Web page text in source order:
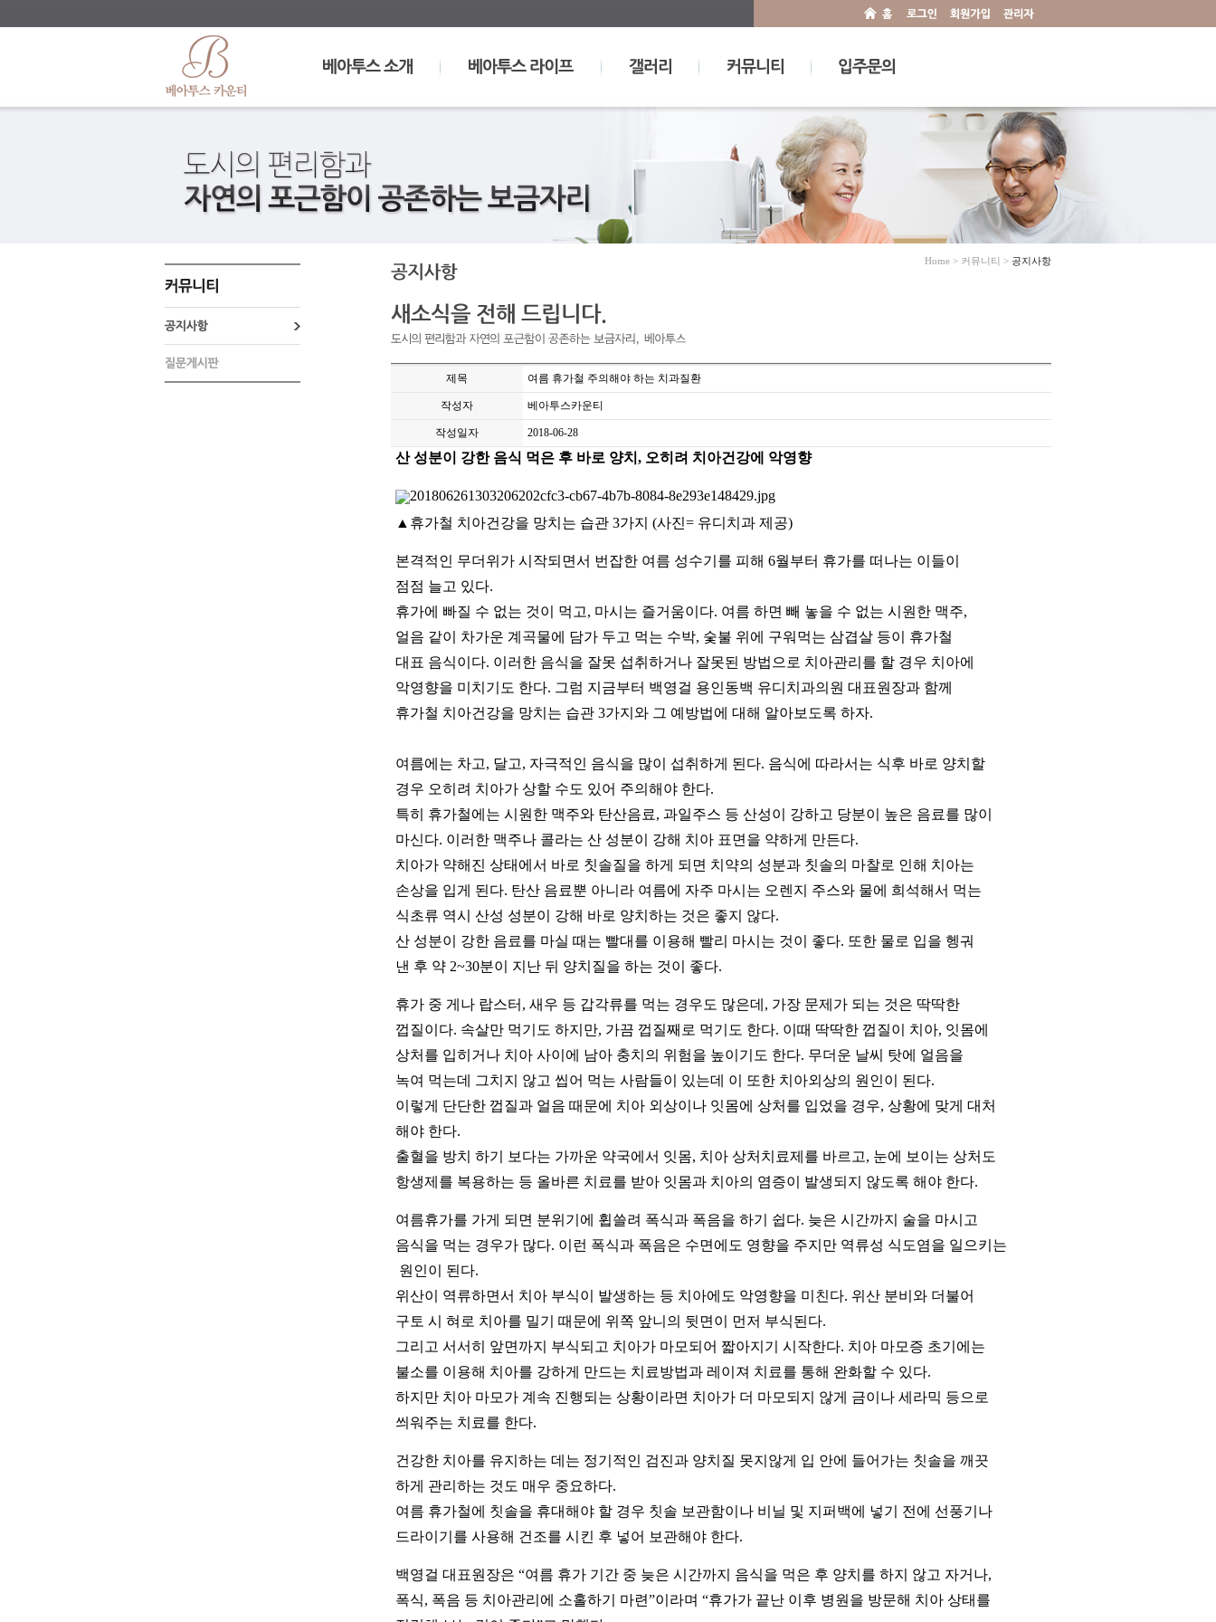
Home > 커뮤니티 > 공지사항
제목 여름 휴가철 주의해야 하는 치과질환
작성자 베아투스카운티
작성일자 2018-06-28
산 성분이 강한 음식 먹은 후 바로 양치, 오히려 치아건강에 악영향
▲휴가철 치아건강을 망치는 습관 3가지 (사진= 유디치과 제공)
본격적인 무더위가 시작되면서 번잡한 여름 성수기를 피해 6월부터 휴가를 떠나는 이들이
점점 늘고 있다.
휴가에 빠질 수 없는 것이 먹고, 마시는 즐거움이다. 여름 하면 빼 놓을 수 없는 시원한 맥주,
얼음 같이 차가운 계곡물에 담가 두고 먹는 수박, 숯불 위에 구워먹는 삼겹살 등이 휴가철
대표 음식이다. 이러한 음식을 잘못 섭취하거나 잘못된 방법으로 치아관리를 할 경우 치아에
악영향을 미치기도 한다. 그럼 지금부터 백영걸 용인동백 유디치과의원 대표원장과 함께
휴가철 치아건강을 망치는 습관 3가지와 그 예방법에 대해 알아보도록 하자.
여름에는 차고, 달고, 자극적인 음식을 많이 섭취하게 된다. 음식에 따라서는 식후 바로 양치할
경우 오히려 치아가 상할 수도 있어 주의해야 한다.
특히 휴가철에는 시원한 맥주와 탄산음료, 과일주스 등 산성이 강하고 당분이 높은 음료를 많이
마신다. 이러한 맥주나 콜라는 산 성분이 강해 치아 표면을 약하게 만든다.
치아가 약해진 상태에서 바로 칫솔질을 하게 되면 치약의 성분과 칫솔의 마찰로 인해 치아는
손상을 입게 된다. 탄산 음료뿐 아니라 여름에 자주 마시는 오렌지 주스와 물에 희석해서 먹는
식초류 역시 산성 성분이 강해 바로 양치하는 것은 좋지 않다.
산 성분이 강한 음료를 마실 때는 빨대를 이용해 빨리 마시는 것이 좋다. 또한 물로 입을 헹궈
낸 후 약 2~30분이 지난 뒤 양치질을 하는 것이 좋다.
휴가 중 게나 랍스터, 새우 등 갑각류를 먹는 경우도 많은데, 가장 문제가 되는 것은 딱딱한
껍질이다. 속살만 먹기도 하지만, 가끔 껍질째로 먹기도 한다. 이때 딱딱한 껍질이 치아, 잇몸에
상처를 입히거나 치아 사이에 남아 충치의 위험을 높이기도 한다. 무더운 날씨 탓에 얼음을
녹여 먹는데 그치지 않고 씹어 먹는 사람들이 있는데 이 또한 치아외상의 원인이 된다.
이렇게 단단한 껍질과 얼음 때문에 치아 외상이나 잇몸에 상처를 입었을 경우, 상황에 맞게 대처
해야 한다.
출혈을 방치 하기 보다는 가까운 약국에서 잇몸, 치아 상처치료제를 바르고, 눈에 보이는 상처도
항생제를 복용하는 등 올바른 치료를 받아 잇몸과 치아의 염증이 발생되지 않도록 해야 한다.
여름휴가를 가게 되면 분위기에 휩쓸려 폭식과 폭음을 하기 쉽다. 늦은 시간까지 술을 마시고
음식을 먹는 경우가 많다. 이런 폭식과 폭음은 수면에도 영향을 주지만 역류성 식도염을 일으키는
원인이 된다.
위산이 역류하면서 치아 부식이 발생하는 등 치아에도 악영향을 미친다. 위산 분비와 더불어
구토 시 혀로 치아를 밀기 때문에 위쪽 앞니의 뒷면이 먼저 부식된다.
그리고 서서히 앞면까지 부식되고 치아가 마모되어 짧아지기 시작한다. 치아 마모증 초기에는
불소를 이용해 치아를 강하게 만드는 치료방법과 레이져 치료를 통해 완화할 수 있다.
하지만 치아 마모가 계속 진행되는 상황이라면 치아가 더 마모되지 않게 금이나 세라믹 등으로
씌워주는 치료를 한다.
건강한 치아를 유지하는 데는 정기적인 검진과 양치질 못지않게 입 안에 들어가는 칫솔을 깨끗
하게 관리하는 것도 매우 중요하다.
여름 휴가철에 칫솔을 휴대해야 할 경우 칫솔 보관함이나 비닐 및 지퍼백에 넣기 전에 선풍기나
드라이기를 사용해 건조를 시킨 후 넣어 보관해야 한다.
백영걸 대표원장은 “여름 휴가 기간 중 늦은 시간까지 음식을 먹은 후 양치를 하지 않고 자거나,
폭식, 폭음 등 치아관리에 소홀하기 마련”이라며 “휴가가 끝난 이후 병원을 방문해 치아 상태를